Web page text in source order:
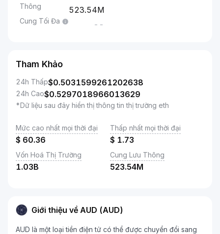
Thông
523.54M
Cung Tối Đa --
Tham Khảo
24h Thấp$0.5031599261202638
24h Cao$0.5297018966013629
*Dữ liệu sau đây hiển thị thông tin thị trường eth
Mức cao nhất mọi thời đại
$ 60.36
Thấp nhất mọi thời đại
$ 1.73
Vốn Hoá Thị Trường
1.03B
Cung Lưu Thông
523.54M
Giới thiệu về AUD (AUD)
AUD là một loại tiền điện tử có thể được chuyển đổi sang